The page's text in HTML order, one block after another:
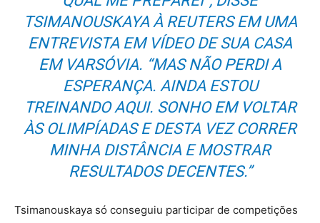
TSIMANOUSKAYA À REUTERS EM UMA
ENTREVISTA EM VÍDEO DE SUA CASA
EM VARSÓVIA. “MAS NÃO PERDI A
ESPERANÇA. AINDA ESTOU
TREINANDO AQUI. SONHO EM VOLTAR
ÀS OLIMPÍADAS E DESTA VEZ CORRER
MINHA DISTÂNCIA E MOSTRAR
RESULTADOS DECENTES.”
Tsimanouskaya só conseguiu participar de competições